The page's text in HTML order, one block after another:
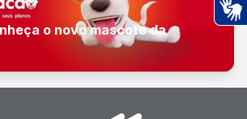
o novo mascote da